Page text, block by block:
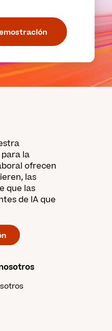
la
ofrecen
las
que las
de IA que